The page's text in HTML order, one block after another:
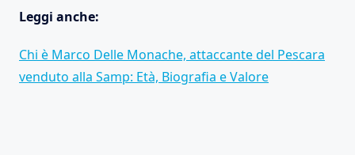
Leggi anche:
Chi è Marco Delle Monache, attaccante del Pescara
venduto alla Samp: Età, Biografia e Valore